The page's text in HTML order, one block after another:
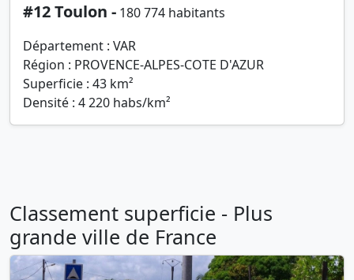
#12 Toulon - 180 774 habitants
Département : VAR
Région : PROVENCE-ALPES-COTE D'AZUR
Superficie : 43 km²
Densité : 4 220 habs/km²
Classement superficie - Plus
grande ville de France